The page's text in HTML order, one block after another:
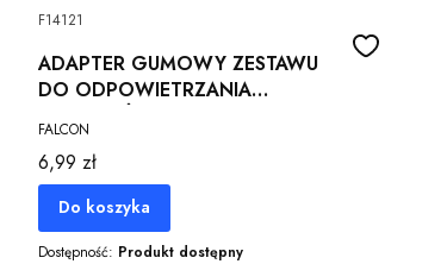
F14121
ADAPTER GUMOWY ZESTAWU
DO ODPOWIETRZANIA
FALCON
Cena
6,99 zł
Do koszyka
Dostępność: Produkt dostępny